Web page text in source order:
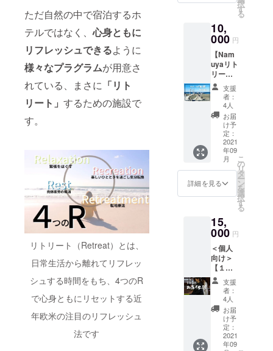
ただ自然の中で宿泊するホ
テルではなく、心身ともに
リフレッシュできるように
様々なプラグラムが用意さ
れている、まさに 「リト
リート」 するための施設で
す。
リトリート（Retreat）とは、
日常生活から離れてリフレッ
シュする時間をもち、4つのR
で心身ともにリセットする近
年欧米の注目のリフレッシュ
法です
(別料金)
施設完
成後に
ご利用
いただ
ける未
来チ
ケット
です。
※お一人
様分の
チケッ
トで
す。 ※
交通手
客様自
身でご
ます。
※2021
年9月
(予定)に
予約の
フォー
ムまた
はチ
ケット
を送ら
せてい
ただき
ます。
0円(送
☆お得
な１０
回分
セット
☆羊水
幹細胞
溶液配
合 ☆効
能：美
白効
果・汚
れ緩
和・シ
ワ改善
～ご使
用方法
～ ①洗
状態を
整えま
す ②お
顔全体
にシー
トを密
着させ
ます。
③１５
分～２
０分程
時間を
おきま
す。 ※
択
す
る
10,
000 円
【Nam
uyaリト
リート
体験・
南房総
満喫】
○金曜ま
たは土
曜日の
チェッ
クイン
限定 ○
こちら
はファ
スティ
ング体
ござい
ません
ので、
お買い
物やお
食事、
海辺で
の撮影
など、
南房総
を自由
にご満
喫いた
だけま
支援
者：
4人
お届
け予
定：
2021
年09
月
詳細を見る
こ
の
リ
タ
ー
ン
を
選
択
す
る
15,
000 円
＜個人
向け＞
【１泊
２日・
お寺体
験チ
ケッ
ト】
！！通
¥20000
支援
者：
4人
お届
け予
定：
2021
年09